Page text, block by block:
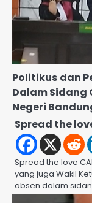
Politikus dan
Dalam Sidang
Negeri
Spread the
Spread the love
yang juga Wakil
absen dalam